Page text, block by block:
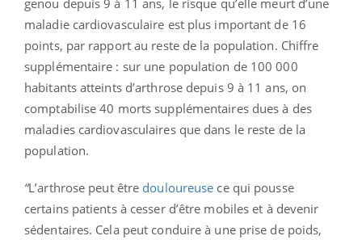
genou depuis 9 à 11 ans, le risque qu’elle meurt d’une
maladie cardiovasculaire est plus important de 16
points, par rapport au reste de la population. Chiffre
supplémentaire : sur une population de 100 000
habitants atteints d’arthrose depuis 9 à 11 ans, on
comptabilise 40 morts supplémentaires dues à des
maladies cardiovasculaires que dans le reste de la
population.
“L’arthrose peut être douloureuse ce qui pousse
certains patients à cesser d’être mobiles et à devenir
sédentaires. Cela peut conduire à une prise de poids,